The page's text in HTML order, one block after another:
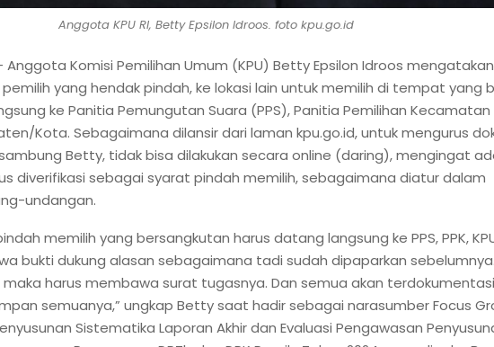
Anggota KPU RI, Betty Epsilon Idroos. foto kpu.go.id
Anggota Komisi Pemilihan Umum (KPU) Betty Epsilon Idroos
yang hendak pindah, ke lokasi lain untuk memilih di tempat yang
ke Panitia Pemungutan Suara (PPS), Panitia Pemilihan Kecamatan
Kota. Sebagaimana dilansir dari laman kpu.go.id, untuk mengurus
Betty, tidak bisa dilakukan secara online (daring), mengingat
diverifikasi sebagai syarat pindah memilih, sebagaimana diatur dalam
undangan.
memilih yang bersangkutan harus datang langsung ke PPS, PPK,
bukti dukung alasan sebagaimana tadi sudah dipaparkan
harus membawa surat tugasnya. Dan semua akan terdokumentasi
semuanya,” ungkap Betty saat hadir sebagai narasumber Focus
Sistematika Laporan Akhir dan Evaluasi Pengawasan